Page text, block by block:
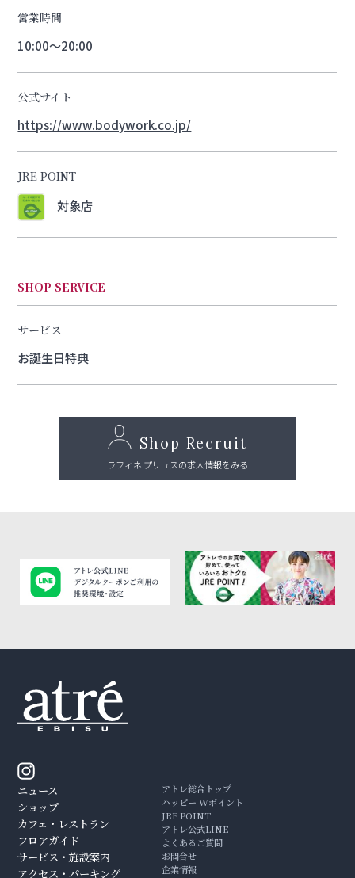
営業時間
10:00〜20:00
公式サイト
https://www.bodywork.co.jp/
JRE POINT
対象店
SHOP SERVICE
サービス
お誕生日特典
Shop Recruit
ラフィネ プリュスの求人情報をみる
ニュース
ショップ
カフェ・レストラン
フロアガイド
サービス・施設案内
アクセス・パーキング
アトレ総合トップ
ハッピー Wポイント
JRE POINT
アトレ公式LINE
よくあるご質問
お問合せ
企業情報